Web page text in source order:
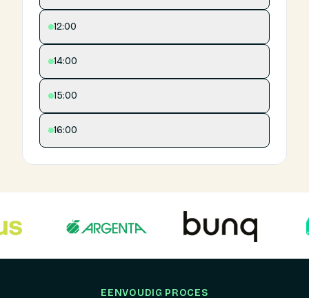
12:00
14:00
15:00
16:00
EENVOUDIG PROCES